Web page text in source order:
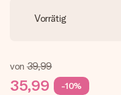
Vorrätig
von 39,99
35,99 -10%